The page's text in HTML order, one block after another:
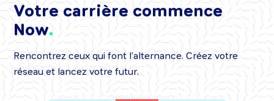
Votre carrière commence
Now
Rencontrez ceux qui font l’alternance. Créez votre
réseau et lancez votre futur.